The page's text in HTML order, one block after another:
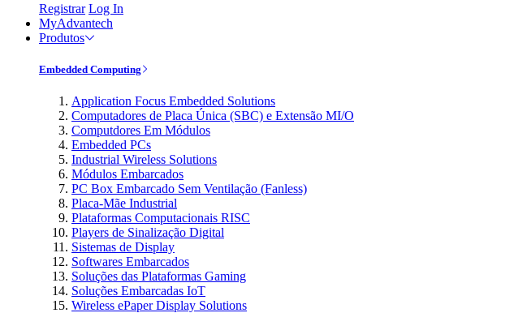
Registrar Log In
MyAdvantech
Produtos
Embedded Computing
Application Focus Embedded Solutions
Computadores de Placa Única (SBC) e Extensão MI/O
Computdores Em Módulos
Embedded PCs
Industrial Wireless Solutions
Módulos Embarcados
PC Box Embarcado Sem Ventilação (Fanless)
Placa-Mãe Industrial
Plataformas Computacionais RISC
Players de Sinalização Digital
Sistemas de Display
Softwares Embarcados
Soluções das Plataformas Gaming
Soluções Embarcadas IoT
Wireless ePaper Display Solutions